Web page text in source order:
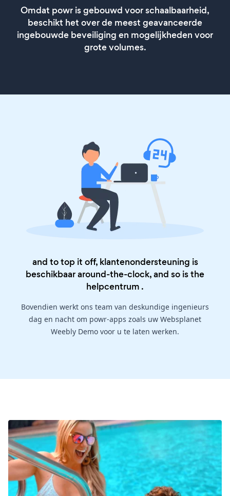
Omdat powr is gebouwd voor schaalbaarheid,
beschikt het over de meest geavanceerde
ingebouwde beveiliging en mogelijkheden voor
grote volumes.
and to top it off, klantenondersteuning is
beschikbaar around-the-clock, and so is the
helpcentrum .
Bovendien werkt ons team van deskundige ingenieurs
dag en nacht om powr-apps zoals uw Websplanet
Weebly Demo voor u te laten werken.